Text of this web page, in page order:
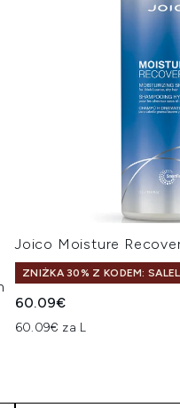
Joico Moisture
ZNIŻKA 30% Z KODEM:
60.09€
60.09€ za L